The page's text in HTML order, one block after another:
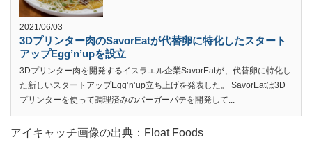
2021/06/03
3Dプリンター肉のSavorEatが代替卵に特化したスタート
アップEgg’n’upを設立
3Dプリンター肉を開発するイスラエル企業SavorEatが、代替卵に特化し
た新しいスタートアップEgg’n’up立ち上げを発表した。 SavorEatは3D
プリンターを使って調理済みのバーガーパテを開発して...
アイキャッチ画像の出典：Float Foods